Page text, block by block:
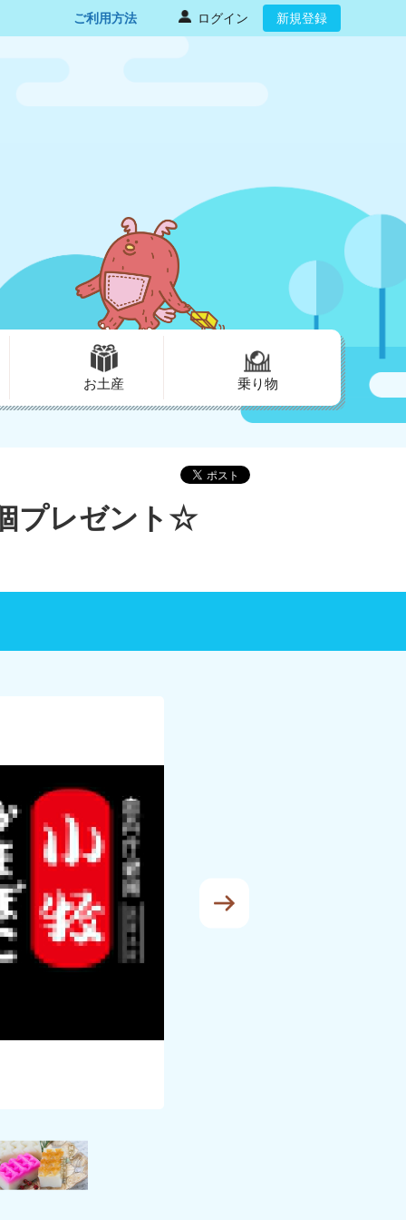
ご利用方法 ログイン 新規登録
お土産 乗り物
プレゼント☆